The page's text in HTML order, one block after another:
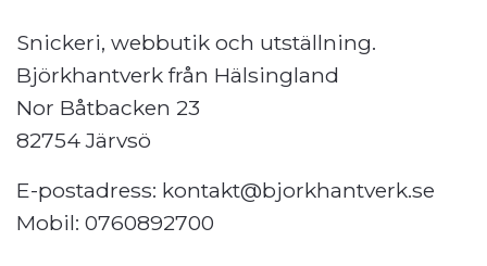
Snickeri, webbutik och utställning.
Björkhantverk från Hälsingland
Nor Båtbacken 23
82754 Järvsö
E-postadress: kontakt@bjorkhantverk.se
Mobil: 0760892700